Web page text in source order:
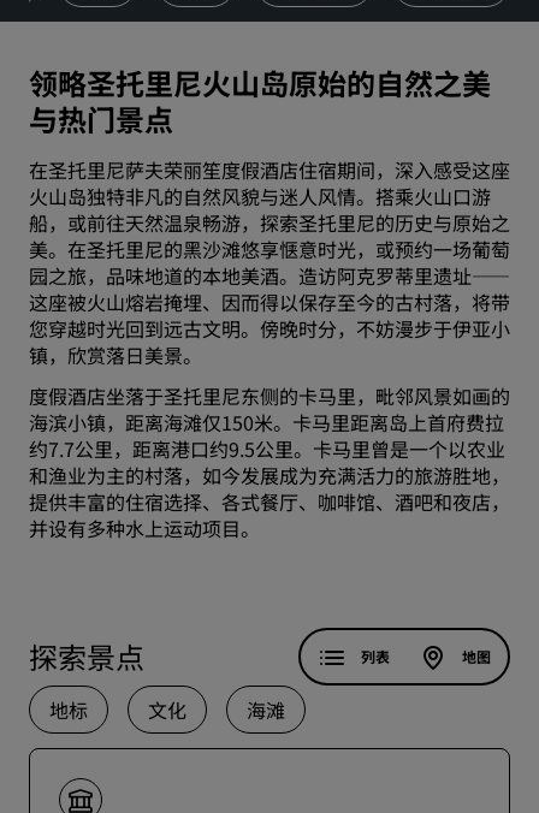
领略圣托里尼火山岛原始的自然之美
与热门景点
在圣托里尼萨夫荣丽笙度假酒店住宿期间，深入感受这座
火山岛独特非凡的自然风貌与迷人风情。搭乘火山口游
船，或前往天然温泉畅游，探索圣托里尼的历史与原始之
美。在圣托里尼的黑沙滩悠享惬意时光，或预约一场葡萄
园之旅，品味地道的本地美酒。造访阿克罗蒂里遗址——
这座被火山熔岩掩埋、因而得以保存至今的古村落，将带
您穿越时光回到远古文明。傍晚时分，不妨漫步于伊亚小
镇，欣赏落日美景。
度假酒店坐落于圣托里尼东侧的卡马里，毗邻风景如画的
海滨小镇，距离海滩仅150米。卡马里距离岛上首府费拉
约7.7公里，距离港口约9.5公里。卡马里曾是一个以农业
和渔业为主的村落，如今发展成为充满活力的旅游胜地，
提供丰富的住宿选择、各式餐厅、咖啡馆、酒吧和夜店，
并设有多种水上运动项目。
探索景点
地标 文化 海滩
列表 地图